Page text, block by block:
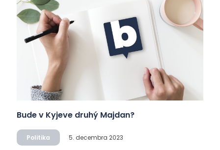
Bude v Kyjeve druhý Majdan?
Politika 5. decembra 2023